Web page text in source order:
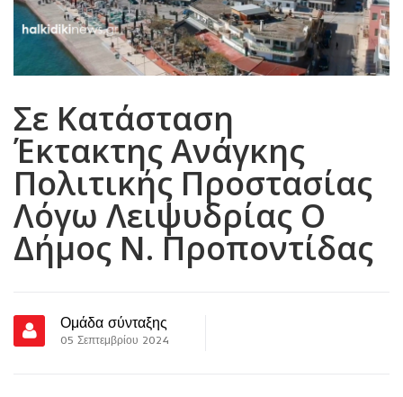
Σε Κατάσταση
Έκτακτης Ανάγκης
Πολιτικής Προστασίας
Λόγω Λειψυδρίας Ο
Δήμος Ν. Προποντίδας
Ομάδα σύνταξης
05 Σεπτεμβρίου 2024